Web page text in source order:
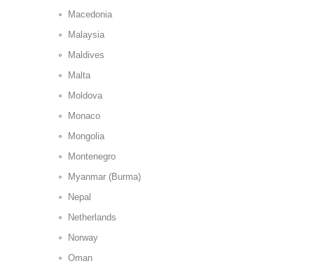
Macedonia
Malaysia
Maldives
Malta
Moldova
Monaco
Mongolia
Montenegro
Myanmar (Burma)
Nepal
Netherlands
Norway
Oman